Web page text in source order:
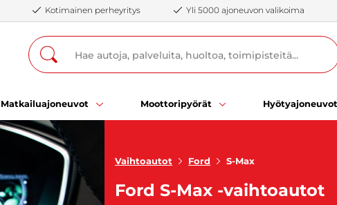
Kotimainen perheyritys Yli 5000 ajoneuvon valikoima
Matkailuajoneuvot Moottoripyörät Hyötyajoneuvot
Vaihtoautot Ford S-Max
Ford S-Max -vaihtoautot